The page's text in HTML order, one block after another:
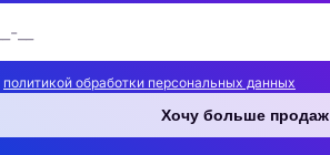
политикой обработки персональных данных
Хочу больше продаж